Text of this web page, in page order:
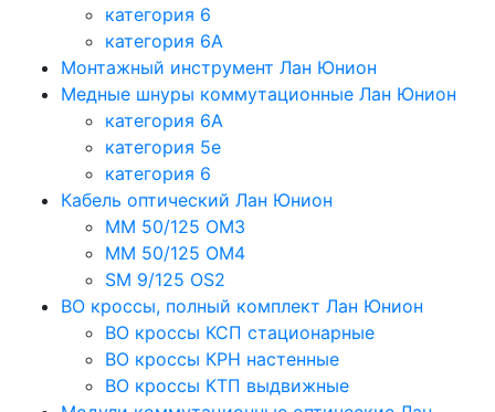
категория 6
категория 6A
Монтажный инструмент Лан Юнион
Медные шнуры коммутационные Лан Юнион
категория 6A
категория 5e
категория 6
Кабель оптический Лан Юнион
MM 50/125 OM3
MM 50/125 OM4
SM 9/125 OS2
ВО кроссы, полный комплект Лан Юнион
ВО кроссы КСП стационарные
ВО кроссы КРН настенные
ВО кроссы КТП выдвижные